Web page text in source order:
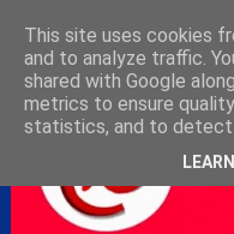
This site uses cookies
and to analyze traffic.
shared with Google
metrics to ensure
statistics, and to detect